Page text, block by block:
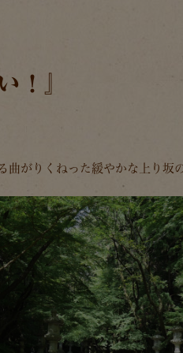
！』
曲がりくねった緩やかな上り坂